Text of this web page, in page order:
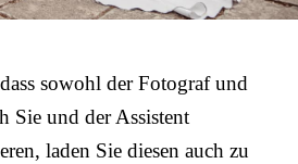
sowohl der Fotograf und
Sie und der Assistent
laden Sie diesen auch zu